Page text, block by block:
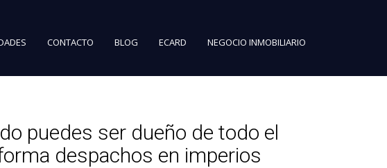
CONTACTO BLOG ECARD NEGOCIO INMOBILIARIO
puedes ser dueño de todo el
despachos en imperios